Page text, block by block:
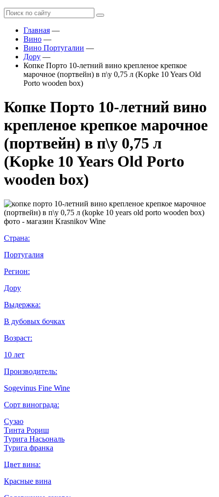
Главная —
Вино —
Вино Португалии —
Дору —
Копке Порто 10-летний вино крепленое крепкое
марочное (портвейн) в п\у 0,75 л (Kopke 10 Years Old
Porto wooden box)
Копке Порто 10-летний вино
крепленое крепкое марочное
(портвейн) в п\у 0,75 л
(Kopke 10 Years Old Porto
wooden box)
Страна:
Португалия
Регион:
Дору
Выдержка:
В дубовых бочках
Возраст:
10 лет
Производитель:
Sogevinus Fine Wine
Сорт винограда:
Сузао
Тинта Рориш
Турига Насьональ
Турига франка
Цвет вина:
Красные вина